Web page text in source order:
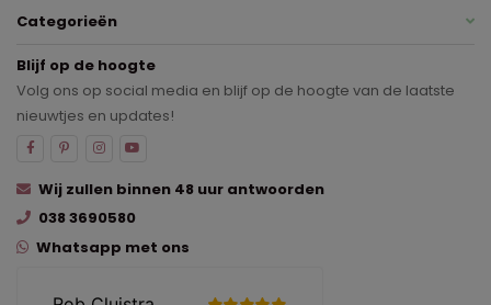
Categorieën
Blijf op de hoogte
Volg ons op social media en blijf op de hoogte van de laatste
nieuwtjes en updates!
Wij zullen binnen 48 uur antwoorden
038 3690580
Whatsapp met ons